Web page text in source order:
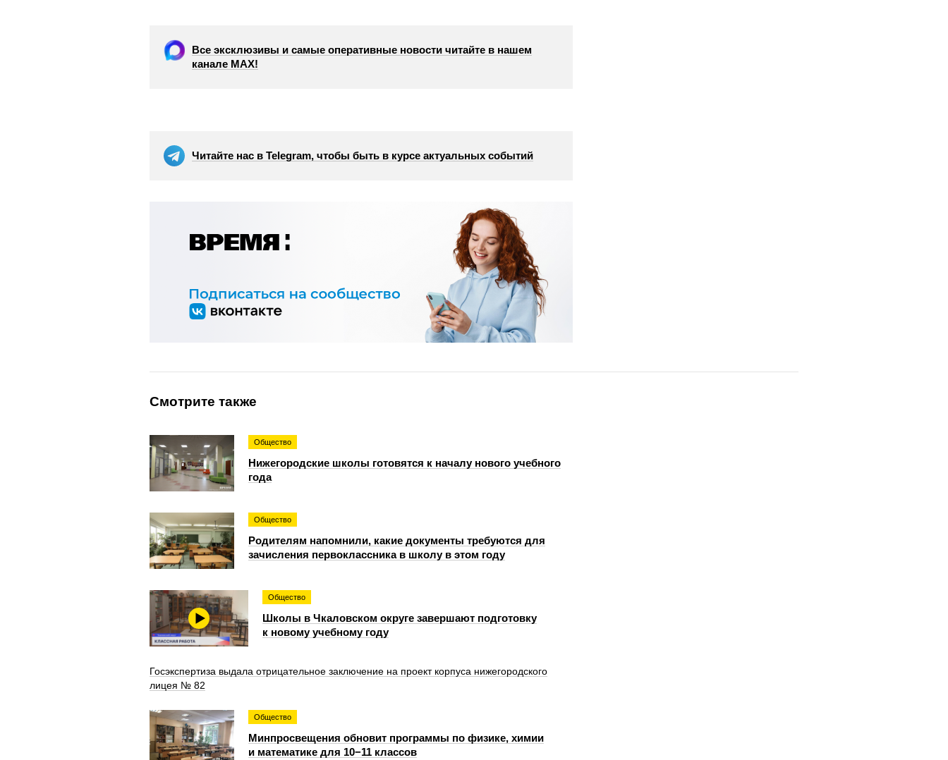
Все эксклюзивы и самые оперативные новости читайте в нашем
канале МАХ!
Читайте нас в Telegram, чтобы быть в курсе актуальных событий
Смотрите также
Общество
Нижегородские школы готовятся к началу нового учебного
года
Общество
Родителям напомнили, какие документы требуются для
зачисления первоклассника в школу в этом году
Общество
Школы в Чкаловском округе завершают подготовку
к новому учебному году
Госэкспертиза выдала отрицательное заключение на проект корпуса нижегородского
лицея № 82
Общество
Минпросвещения обновит программы по физике, химии
и математике для 10−11 классов